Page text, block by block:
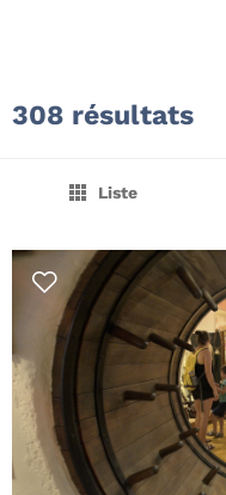
308 résultats
Liste